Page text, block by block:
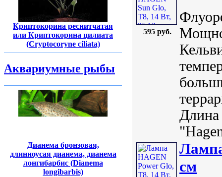
Криптокорина реснитчатая
или Криптокорина цилиата
(Cryptocoryne ciliata)
Аквариумные рыбы
Дианема бронзовая,
длинноусая дианема, дианема
лонгибарбис (Dianema
longibarbis)
595 руб.
см